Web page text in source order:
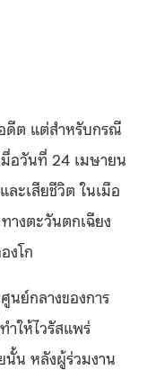
ดีต แต่สำหรับกรณี
อวันที่ 24 เมษายน
ะเสียชีวิต ในเมือ
างตะวันตกเฉียง
งโก
ย์กลางของการ
ำให้ไวรัสแพร่
นั้น หลังผู้ร่วมงาน